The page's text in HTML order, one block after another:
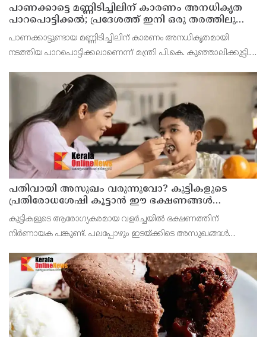
പാണക്കാട്ടെ മണ്ണിടിച്ചിലിന് കാരണം അനധികൃത
പാറപൊട്ടിക്കൽ; പ്രദേശത്ത് ഇനി ഒരു തരത്തിലുള്ള
നിർമാണ പ്രവർത്തനങ്ങളും അനുവദിക്കില്ലെന്ന്
മന്ത്രി പികെ കുഞ്ഞാലിക്കുട്ടി
പാണക്കാട്ടുണ്ടായ മണ്ണിടിച്ചിലിന് കാരണം അനധികൃതമായി
നടത്തിയ പാറപൊട്ടിക്കലാണെന്ന് മന്ത്രി പി.കെ. കുഞ്ഞാലിക്കുട്ടി.
അനുമതി നൽകിയിരുന്നത്. എന്നാൽ ഇത
പതിവായി അസുഖം വരുന്നുവോ? കുട്ടികളുടെ
പ്രതിരോധശേഷി കൂട്ടാൻ ഈ ഭക്ഷണങ്ങൾ
കൊടുക്കൂ
കുട്ടികളുടെ ആരോഗ്യകരമായ വളർച്ചയിൽ ഭക്ഷണത്തിന്
നിർണായക പങ്കുണ്ട്. പലപ്പോഴും ഇടയ്ക്കിടെ അസുഖങ്ങൾ
കുറയുന്നതാണ്.